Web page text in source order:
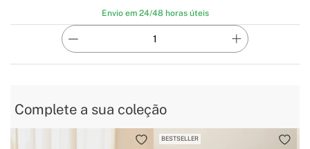
Envio em 24/48 horas úteis
Complete a sua coleção
BESTSELLER